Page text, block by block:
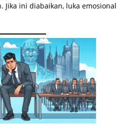
Jika ini diabaikan, luka emosional